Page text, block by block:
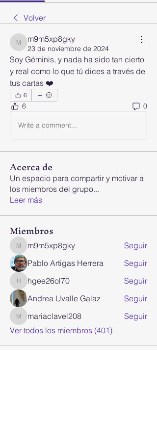
Volver
m9m5xp8gky
m9m5xp8gky
23 de noviembre de 2024
Soy Géminis, y nada ha sido tan cierto
y real como lo que tú dices a través de
tus cartas ❤️
6
6 0
Write a comment...
Acerca de
Un espacio para compartir y motivar a
los miembros del grupo...
Leer más
Miembros
m9m5xp8gky
m9m5xp8gky
Seguir
Pablo Artigas Herrera
Seguir
hgee26ol70
hgee26ol70
Seguir
Andrea Uvalle Galaz
Seguir
mariaclavel208
mariaclavel208
Seguir
Ver todos los miembros (401)